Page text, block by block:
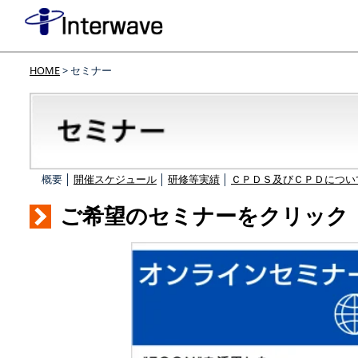
HOME> セミナー
概要 │ 開催スケジュール 研修等実績 ＣＰＤＳ及びＣＰＤにつ
ご希望のセミナーをクリック